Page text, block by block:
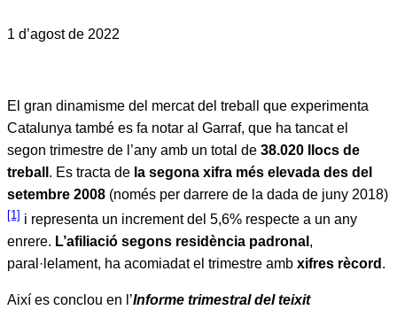
1 d’agost de 2022
El gran dinamisme del mercat del treball que experimenta
Catalunya també es fa notar al Garraf, que ha tancat el
segon trimestre de l’any amb un total de 38.020 llocs de
treball . Es tracta de la segona xifra més elevada des del
setembre 2008 (només per darrere de la dada de juny 2018)
[1] i representa un increment del 5,6% respecte a un any
enrere. L’afiliació segons residència padronal ,
paral·lelament, ha acomiadat el trimestre amb xifres rècord .
Així es conclou en l’Informe trimestral del teixit